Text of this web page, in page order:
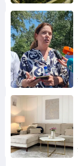
Снимка: БТА